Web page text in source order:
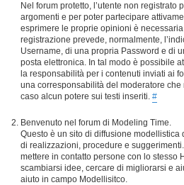
Nel forum protetto, l’utente non registrato
argomenti e per poter partecipare
esprimere le proprie opinioni è
registrazione prevede, normalmente,
Username, di una propria Password e di
posta elettronica. In tal modo è possibile
la responsabilità per i contenuti inviati ai
una corresponsabilità del moderatore
caso alcun potere sui testi inseriti. #
Benvenuto nel forum di Modeling Time.
Questo è un sito di diffusione modellistica
di realizzazioni, procedure e
mettere in contatto persone con lo stesso
scambiarsi idee, cercare di migliorarsi e
aiuto in campo Modellisitco.